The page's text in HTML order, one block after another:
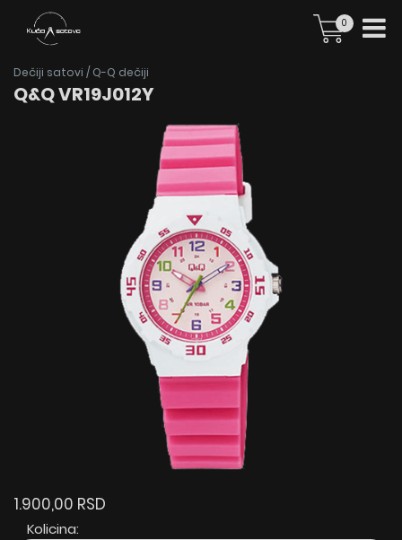
0
Dečiji satovi / Q-Q dečiji
Q&Q VR19J012Y
1.900,00 RSD
Kolicina: